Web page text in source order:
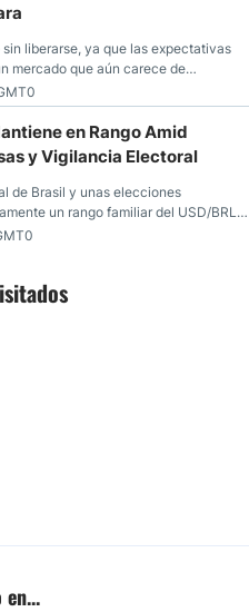
liberarse, ya que las expectativas
mercado que aún carece de
en Rango Amid
y Vigilancia Electoral
de Brasil y unas elecciones
un rango familiar del USD/BRL.
central de Brasil y unas elecciones
un rango familiar del USD/BRL.
a continuación.